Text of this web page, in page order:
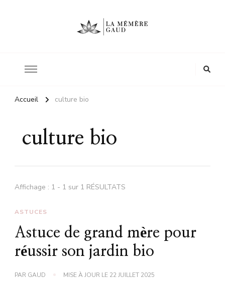
Accueil culture bio
culture bio
Affichage : 1 - 1 sur 1 RÉSULTATS
ASTUCES
Astuce de grand mère pour
réussir son jardin bio
PAR GAUD MISE À JOUR LE 22 JUILLET 2025